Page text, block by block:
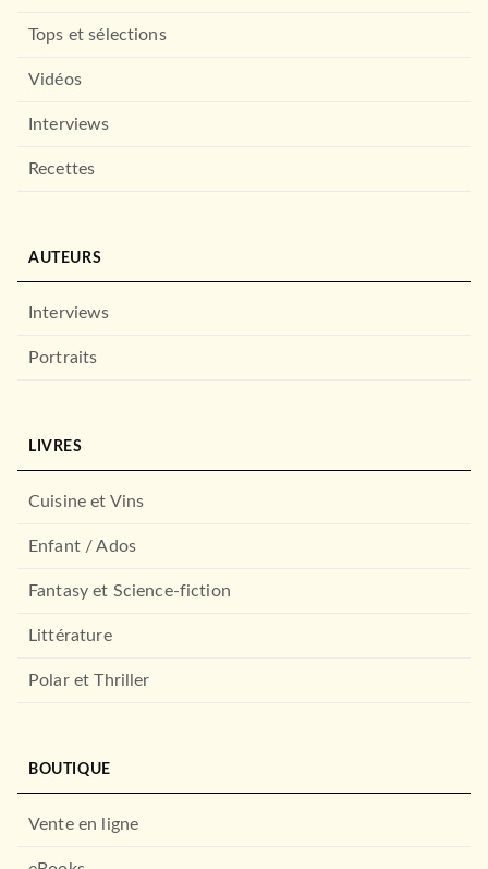
d'adolescents ayant…
Céline Clément
La boîte à outils de
Les légendes du foot
Thierry Rolland
Tops et sélections
Vidéos
Interviews
Recettes
AUTEURS
Interviews
Portraits
LIVRES
Cuisine et Vins
Enfant / Ados
Fantasy et Science-fiction
Littérature
Polar et Thriller
BOUTIQUE
Vente en ligne